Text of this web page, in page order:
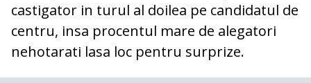
castigator in turul al doilea pe candidatul de
centru, insa procentul mare de alegatori
nehotarati lasa loc pentru surprize.